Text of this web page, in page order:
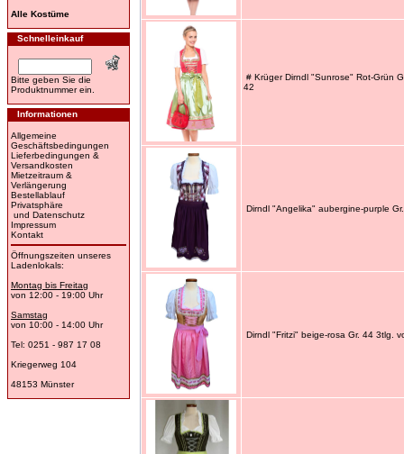
Alle Kostüme
Schnelleinkauf
Bitte geben Sie die
Produktnummer ein.
Informationen
Allgemeine
Geschäftsbedingungen
Lieferbedingungen &
Versandkosten
Mietzeitraum &
Verlängerung
Bestellablauf
Privatsphäre
und Datenschutz
Impressum
Kontakt
Öffnungszeiten unseres
Ladenlokals:
Montag bis Freitag
von 12:00 - 19:00 Uhr
Samstag
von 10:00 - 14:00 Uhr
Tel: 0251 - 987 17 08
Kriegerweg 104
48153 Münster
# Krüger Dirndl "Sunrose" Rot-Grün
42
Dirndl "Angelika" aubergine-purple
Dirndl "Fritzi" beige-rosa Gr. 44 3tlg.